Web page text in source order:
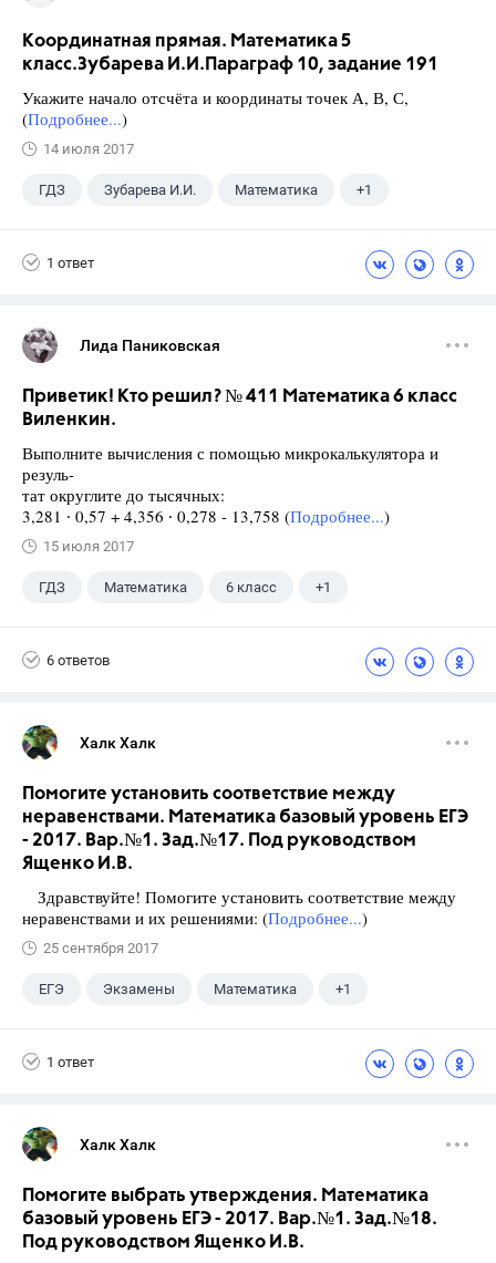
Координатная прямая. Математика 5
класс.Зубарева И.И.Параграф 10, задание 191
Укажите начало отсчёта и координаты точек А, В, С,
(Подробнее...)
14 июля 2017
ГДЗ Зубарева И.И. Математика +1
1 ответ
Лида Паниковская
Приветик! Кто решил? № 411 Математика 6 класс
Виленкин.
Выполните вычисления с помощью микрокалькулятора и
резуль-
тат округлите до тысячных:
3,281 ∙ 0,57 + 4,356 ∙ 0,278 - 13,758 (Подробнее...)
15 июля 2017
ГДЗ Математика 6 класс +1
6 ответов
Халк Халк
Помогите установить соответствие между
неравенствами. Математика базовый уровень ЕГЭ
- 2017. Вар.№1. Зад.№17. Под руководством
Ященко И.В.
Здравствуйте! Помогите установить соответствие между
неравенствами и их решениями: (Подробнее...)
25 сентября 2017
ЕГЭ Экзамены Математика +1
1 ответ
Халк Халк
Помогите выбрать утверждения. Математика
базовый уровень ЕГЭ - 2017. Вар.№1. Зад.№18.
Под руководством Ященко И.В.